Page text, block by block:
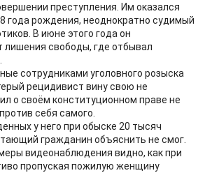
преступления. Им оказался
года рождения, неоднократно судимый
В июне этого года он
лишения свободы, где отбывал
сотрудниками уголовного розыска
рецидивист вину свою не
о своём конституционном праве не
себя самого.
у него при обыске 20 тысяч
гражданин объяснить не смог.
видеонаблюдения видно, как при
пропуская пожилую женщину